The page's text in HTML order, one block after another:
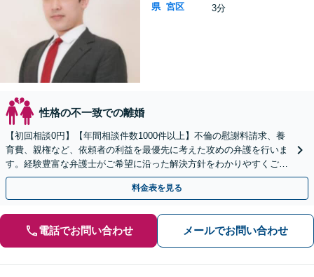
県 宮区
3分
性格の不一致での離婚
【初回相談0円】【年間相談件数1000件以上】不倫の慰謝料請求、養
育費、親権など、依頼者の利益を最優先に考えた攻めの弁護を行いま
す。経験豊富な弁護士がご希望に沿った解決方針をわかりやすくご提
案します。お気軽にお問合せ下さい。
料金表を見る
電話でお問い合わせ メールでお問い合わせ